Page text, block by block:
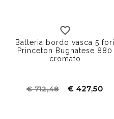
Batteria bordo vasca 5 fori
Princeton Bugnatese 880
cromato
€ 712,48 € 427,50